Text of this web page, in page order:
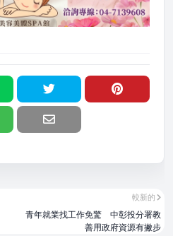
較新的
青年就業找工作免驚 中彰投分署教
善用政府資源有撇步